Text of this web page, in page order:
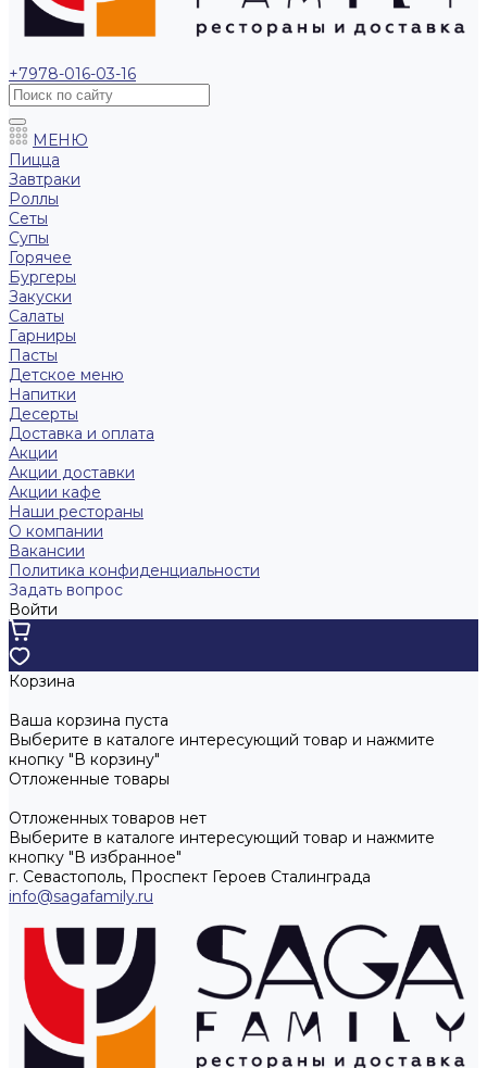
+7978-016-03-16
МЕНЮ
Пицца
Завтраки
Роллы
Сеты
Супы
Горячее
Бургеры
Закуски
Салаты
Гарниры
Пасты
Детское меню
Напитки
Десерты
Доставка и оплата
Акции
Акции доставки
Акции кафе
Наши рестораны
О компании
Вакансии
Политика конфиденциальности
Задать вопрос
Войти
Корзина
Ваша корзина пуста
Выберите в каталоге интересующий товар и нажмите
кнопку "В корзину"
Отложенные товары
Отложенных товаров нет
Выберите в каталоге интересующий товар и нажмите
кнопку "В избранное"
г. Севастополь, Проспект Героев Сталинграда
info@sagafamily.ru